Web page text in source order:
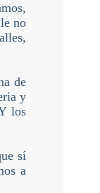
no
de
y
los
sí
a